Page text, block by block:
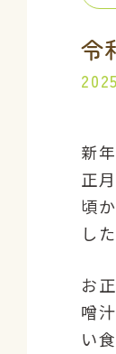
令
新
正
頃
した
お
噌
い